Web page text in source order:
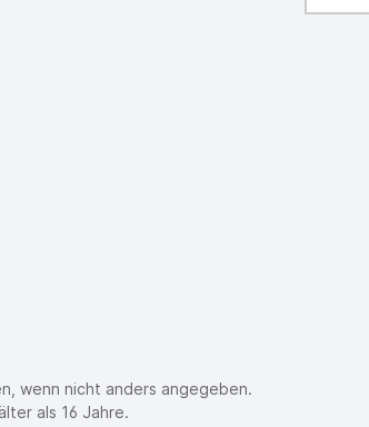
wenn nicht anders angegeben.
als 16 Jahre.